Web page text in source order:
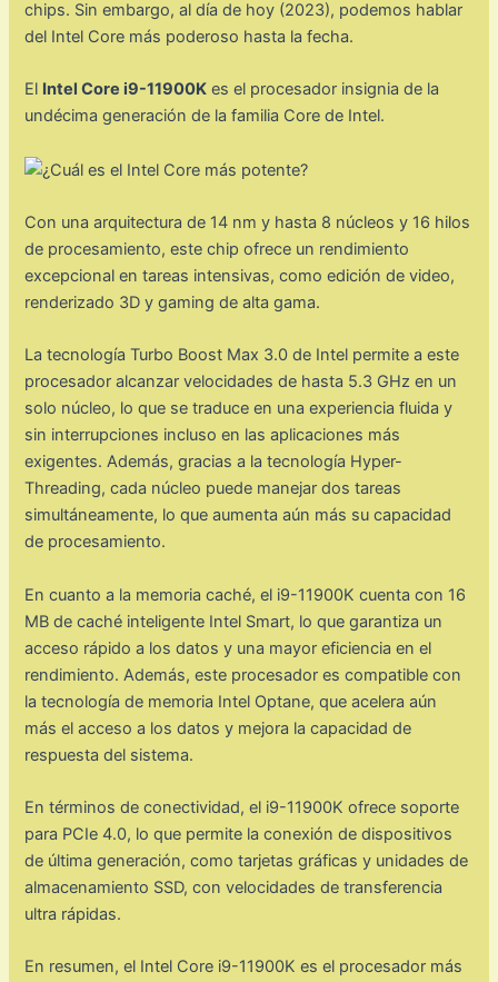
chips. Sin embargo, al día de hoy (2023), podemos hablar
del Intel Core más poderoso hasta la fecha.
El Intel Core i9-11900K es el procesador insignia de la
undécima generación de la familia Core de Intel.
Con una arquitectura de 14 nm y hasta 8 núcleos y 16 hilos
de procesamiento, este chip ofrece un rendimiento
excepcional en tareas intensivas, como edición de video,
renderizado 3D y gaming de alta gama.
La tecnología Turbo Boost Max 3.0 de Intel permite a este
procesador alcanzar velocidades de hasta 5.3 GHz en un
solo núcleo, lo que se traduce en una experiencia fluida y
sin interrupciones incluso en las aplicaciones más
exigentes. Además, gracias a la tecnología Hyper-
Threading, cada núcleo puede manejar dos tareas
simultáneamente, lo que aumenta aún más su capacidad
de procesamiento.
En cuanto a la memoria caché, el i9-11900K cuenta con 16
MB de caché inteligente Intel Smart, lo que garantiza un
acceso rápido a los datos y una mayor eficiencia en el
rendimiento. Además, este procesador es compatible con
la tecnología de memoria Intel Optane, que acelera aún
más el acceso a los datos y mejora la capacidad de
respuesta del sistema.
En términos de conectividad, el i9-11900K ofrece soporte
para PCIe 4.0, lo que permite la conexión de dispositivos
de última generación, como tarjetas gráficas y unidades de
almacenamiento SSD, con velocidades de transferencia
ultra rápidas.
En resumen, el Intel Core i9-11900K es el procesador más